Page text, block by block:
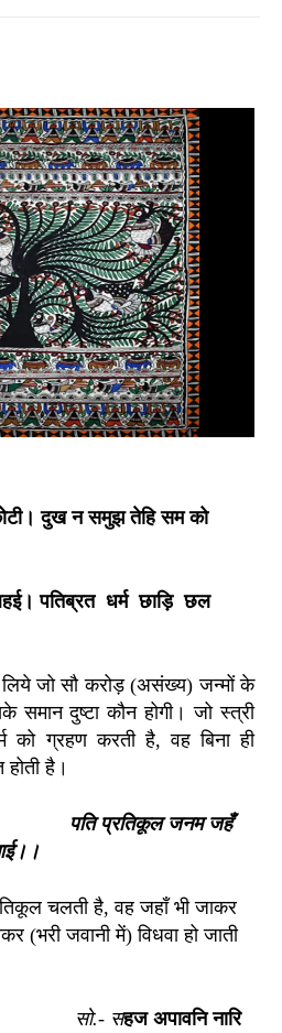
दुख न समुझ तेहि सम को
पतिब्रत धर्म छाड़ि छल
जो सौ करोड़ (असंख्य) जन्मों के
दुष्टा कौन होगी। जो स्त्री
को ग्रहण करती है, वह बिना ही
होती है।
पति प्रतिकूल जनम जहँ
चलती है, वह जहाँ भी जाकर
(भरी जवानी में) विधवा हो जाती
सहज अपावनि नारि